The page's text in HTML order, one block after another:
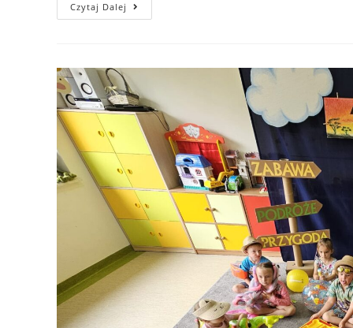
Czytaj Dalej